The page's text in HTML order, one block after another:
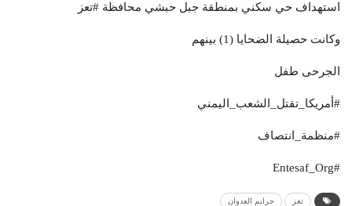
استهداف حي سكني بمنطقة جبل حبشي محافظة #تعز
وكانت حصيلة الضحايا (1) بينهم
الجرحى طفل
#أمريكا_تقتل_الشعب_اليمني
#منظمة_انتصاف
#Entesaf_Org
تعز جرايم العدوان